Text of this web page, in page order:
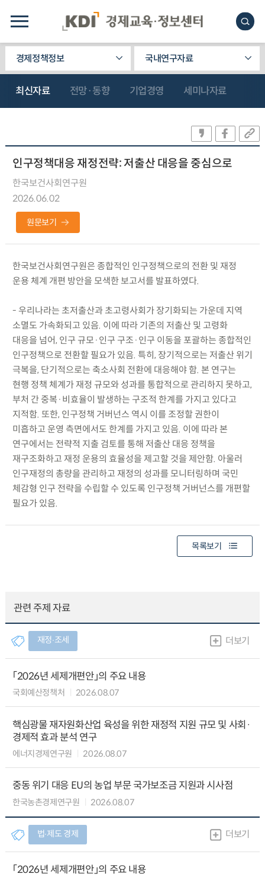
경제정책정보 국내연구자료
최신자료 전망·동향 기업경영 세미나자료
인구정책대응 재정전략: 저출산 대응을 중심으로
한국보건사회연구원
2026.06.02
원문보기
한국보건사회연구원은 종합적인 인구정책으로의 전환 및 재정
운용 체계 개편 방안을 모색한 보고서를 발표하였다.
- 우리나라는 초저출산과 초고령사회가 장기화되는 가운데 지역
소멸도 가속화되고 있음. 이에 따라 기존의 저출산 및 고령화
대응을 넘어, 인구 규모·인구 구조·인구 이동을 포괄하는 종합적인
인구정책으로 전환할 필요가 있음. 특히, 장기적으로는 저출산 위기
극복을, 단기적으로는 축소사회 전환에 대응해야 함. 본 연구는
현행 정책 체계가 재정 규모와 성과를 통합적으로 관리하지 못하고,
부처 간 중복·비효율이 발생하는 구조적 한계를 가지고 있다고
지적함. 또한, 인구정책 거버넌스 역시 이를 조정할 권한이
미흡하고 운영 측면에서도 한계를 가지고 있음. 이에 따라 본
연구에서는 전략적 지출 검토를 통해 저출산 대응 정책을
재구조화하고 재정 운용의 효율성을 제고할 것을 제안함. 아울러
인구재정의 총량을 관리하고 재정의 성과를 모니터링하며 국민
체감형 인구 전략을 수립할 수 있도록 인구정책 거버넌스를 개편할
필요가 있음.
목록보기
관련 주제 자료
재정∙조세 더보기
「2026년 세제개편안」의 주요 내용
국회예산정책처 2026.08.07
핵심광물 재자원화산업 육성을 위한 재정적 지원 규모 및 사회·
경제적 효과 분석 연구
에너지경제연구원 2026.08.07
중동 위기 대응 EU의 농업 부문 국가보조금 지원과 시사점
한국농촌경제연구원 2026.08.07
법∙제도 경제 더보기
「2026년 세제개편안」의 주요 내용